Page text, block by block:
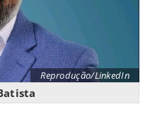
Reprodução/LinkedIn